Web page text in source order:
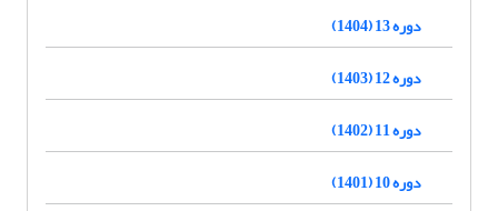
دوره 13 (1404)
دوره 12 (1403)
دوره 11 (1402)
دوره 10 (1401)